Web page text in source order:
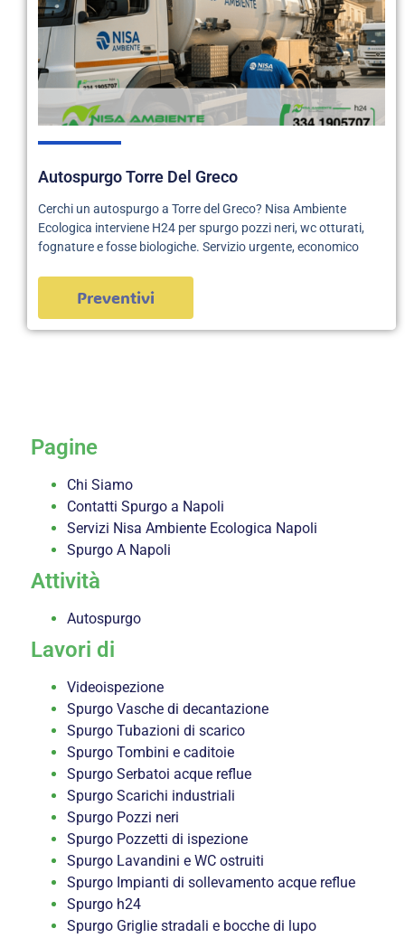
Autospurgo Torre Del Greco
Cerchi un autospurgo a Torre del Greco? Nisa Ambiente
Ecologica interviene H24 per spurgo pozzi neri, wc otturati,
fognature e fosse biologiche. Servizio urgente, economico
Preventivi
Pagine
Chi Siamo
Contatti Spurgo a Napoli
Servizi Nisa Ambiente Ecologica Napoli
Spurgo A Napoli
Attività
Autospurgo
Lavori di
Videoispezione
Spurgo Vasche di decantazione
Spurgo Tubazioni di scarico
Spurgo Tombini e caditoie
Spurgo Serbatoi acque reflue
Spurgo Scarichi industriali
Spurgo Pozzi neri
Spurgo Pozzetti di ispezione
Spurgo Lavandini e WC ostruiti
Spurgo Impianti di sollevamento acque reflue
Spurgo h24
Spurgo Griglie stradali e bocche di lupo